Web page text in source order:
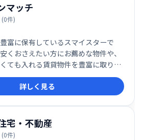
マッチ
(0件)
富に保有しているスマイスターで
くおさえたい方にお薦めな物件や、
ても入れる賃貸物件を豊富に取り扱
詳しく見る
宅・不動産
(0件)